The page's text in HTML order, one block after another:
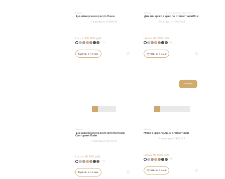
Кресла
Дизайнерское кресло Лана
Размеры от: 84Х81Х78
Цена: 136 900 руб.
+152
Купить в 1 клик
Кресла С поворотным механизмом
Дизайнерское кресло для гостиной Ноа
Размеры от: 69х79х71
Цена:69 300 руб.
+152
Купить в 1 клик
Дизайнерское кресло для гостиной
Санторини Лайн
Размеры от: 87x79x79
Цена: 96 100 руб.
+152
Купить в 1 клик
Новинка
Мягкое кресло Арно для гостиной
Размеры от:74x77x82
Цена:98 600 руб.
Купить в 1 клик